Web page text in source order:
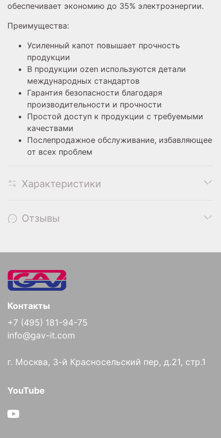
обеспечивает экономию до 35% электроэнергии.
Преимущества:
Усиленный капот повышает прочность
продукции
В продукции ozen используются детали
международных стандартов
Гарантия безопасности благодаря
производительности и прочности
Простой доступ к продукции с требуемыми
качествами
Послепродажное обслуживание, избавляющее
от всех проблем
Характеристики
Отзывы
Контакты
+7 (495) 181-94-75
info@gav-it.com
г. Москва, 3-й Красносельский пер, д.21, стр.1
YouTube